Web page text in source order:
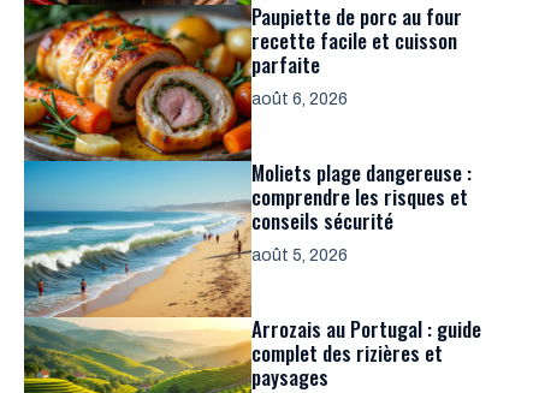
Paupiette de porc au four
recette facile et cuisson
parfaite
août 6, 2026
Moliets plage dangereuse :
comprendre les risques et
conseils sécurité
août 5, 2026
Arrozais au Portugal : guide
complet des rizières et
paysages